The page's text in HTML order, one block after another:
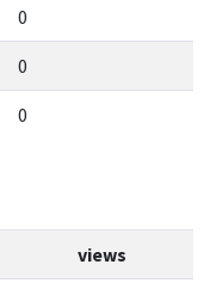
0
0
0
views